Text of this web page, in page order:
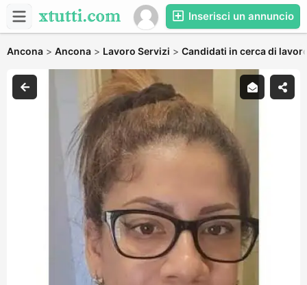
Inserisci un annuncio
Ancona > Ancona > Lavoro Servizi > Candidati in cerca di